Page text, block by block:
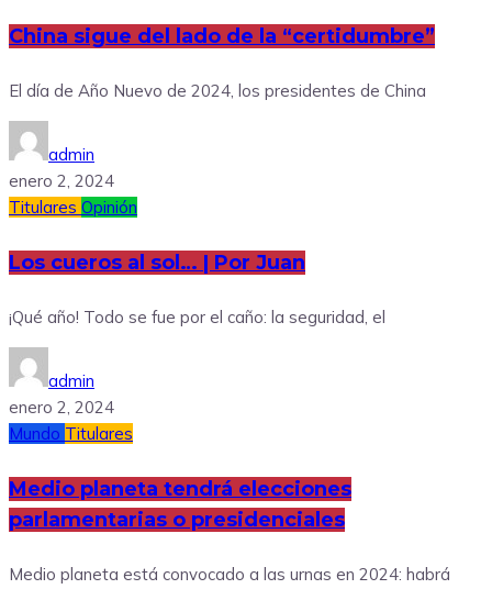
China sigue del lado de la “certidumbre”
El día de Año Nuevo de 2024, los presidentes de China
admin
enero 2, 2024
Titulares Opinión
Los cueros al sol… | Por Juan
¡Qué año! Todo se fue por el caño: la seguridad, el
admin
enero 2, 2024
Mundo Titulares
Medio planeta tendrá elecciones
parlamentarias o presidenciales
Medio planeta está convocado a las urnas en 2024: habrá